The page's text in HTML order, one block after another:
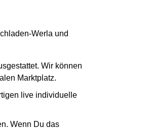
Werla und
Wir können
Marktplatz.
live individuelle
Wenn Du das